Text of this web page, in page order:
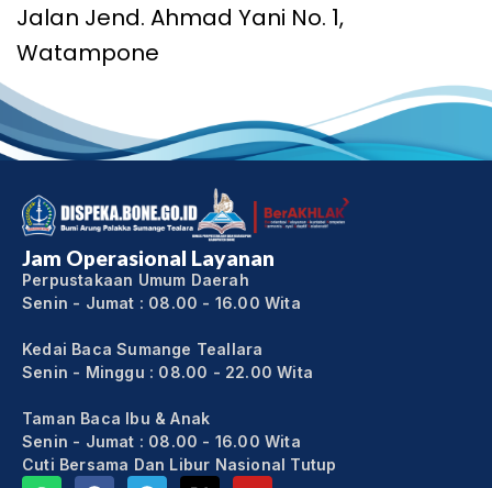
Jalan Jend. Ahmad Yani No. 1,
Watampone
Jam Operasional Layanan
Perpustakaan Umum Daerah
Senin - Jumat : 08.00 - 16.00 Wita
Kedai Baca Sumange Teallara
Senin - Minggu : 08.00 - 22.00 Wita
Taman Baca Ibu & Anak
Senin - Jumat : 08.00 - 16.00 Wita
Cuti Bersama Dan Libur Nasional Tutup